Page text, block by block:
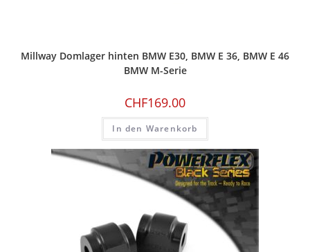
Millway Domlager hinten BMW E30, BMW E 36, BMW E 46
BMW M-Serie
CHF169.00
In den Warenkorb